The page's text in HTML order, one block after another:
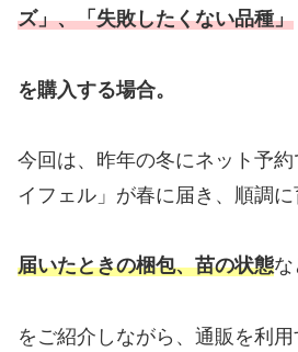
ズ」、「失敗したくない品種」
を購入する場合。
今回は、昨年の冬にネット予
イフェル」が春に届き、順調に
届いたときの梱包、苗の状態な
をご紹介しながら、通販を利用